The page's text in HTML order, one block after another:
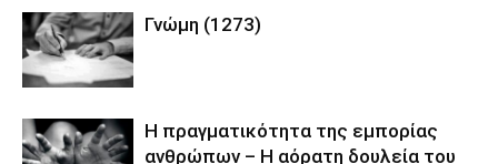
Γνώμη (1273)
Η πραγματικότητα της εμπορίας
ανθρώπων – Η αόρατη δουλεία του